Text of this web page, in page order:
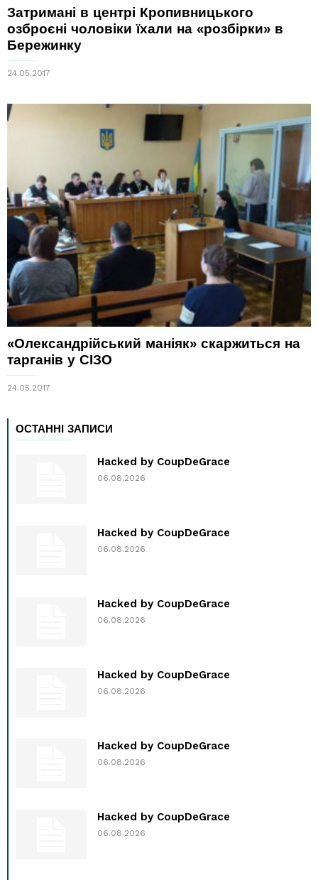
Затримані в центрі Кропивницького
озброєні чоловіки їхали на «розбірки» в
Бережинку
24.05.2017
«Олександрійський маніяк» скаржиться на
тарганів у СІЗО
24.05.2017
ОСТАННІ ЗАПИСИ
Hacked by CoupDeGrace
06.08.2026
Hacked by CoupDeGrace
06.08.2026
Hacked by CoupDeGrace
06.08.2026
Hacked by CoupDeGrace
06.08.2026
Hacked by CoupDeGrace
06.08.2026
Hacked by CoupDeGrace
06.08.2026